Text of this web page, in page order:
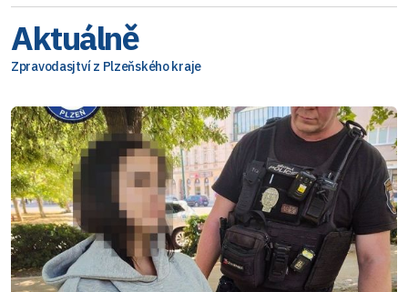
Aktuálně
Zpravodasjtví z Plzeňského kraje